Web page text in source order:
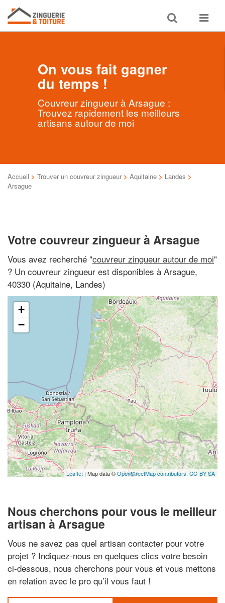
Toggle
search
Toggle
On vous fait gagner
du temps !
Couvreur zingueur à Arsague :
Trouvez rapidement les meilleurs
artisans autour de moi
Accueil > Trouver un couvreur zingueur > Aquitaine > Landes >
Arsague
Votre couvreur zingueur à Arsague
Vous avez recherché "couvreur zingueur autour de moi"
? Un couvreur zingueur est disponibles à Arsague,
40330 (Aquitaine, Landes)
+
−
Leaflet | Map data ©OpenStreetMap contributors, CC-BY-SA
Nous cherchons pour vous le meilleur
artisan à Arsague
Vous ne savez pas quel artisan contacter pour votre
projet ? Indiquez-nous en quelques clics votre besoin
ci-dessous, nous cherchons pour vous et vous mettons
en relation avec le pro qu’il vous faut !